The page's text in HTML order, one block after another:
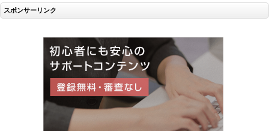
スポンサーリンク